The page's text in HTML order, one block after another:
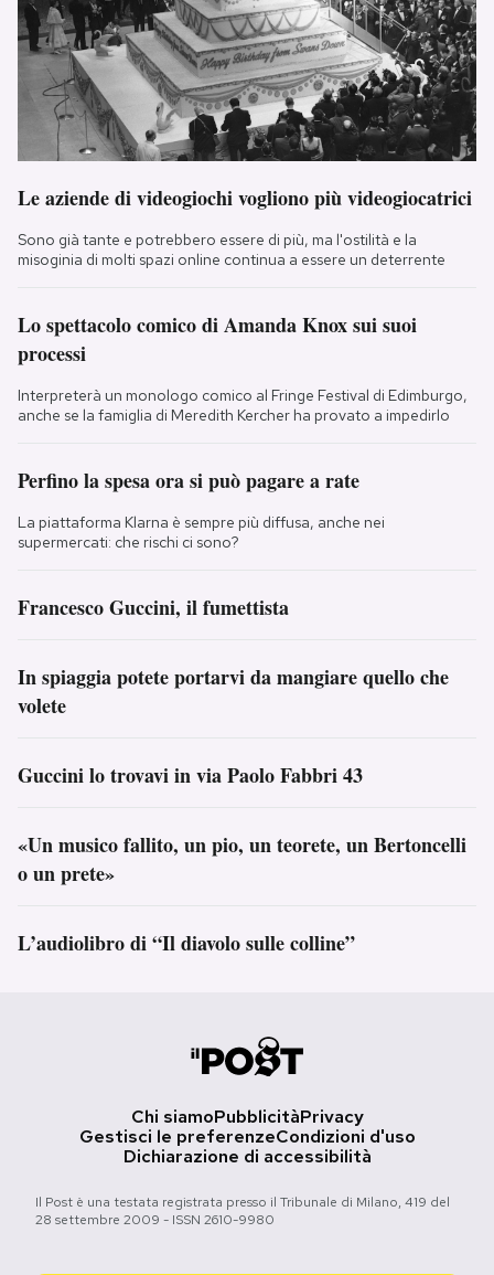
Le aziende di videogiochi vogliono più videogiocatrici
Sono già tante e potrebbero essere di più, ma l'ostilità e la
misoginia di molti spazi online continua a essere un deterrente
Lo spettacolo comico di Amanda Knox sui suoi
processi
Interpreterà un monologo comico al Fringe Festival di Edimburgo,
anche se la famiglia di Meredith Kercher ha provato a impedirlo
Perfino la spesa ora si può pagare a rate
La piattaforma Klarna è sempre più diffusa, anche nei
supermercati: che rischi ci sono?
Francesco Guccini, il fumettista
In spiaggia potete portarvi da mangiare quello che
volete
Guccini lo trovavi in via Paolo Fabbri 43
«Un musico fallito, un pio, un teorete, un Bertoncelli
o un prete»
L’audiolibro di “Il diavolo sulle colline”
Chi siamoPubblicitàPrivacy
Gestisci le preferenzeCondizioni d'uso
Dichiarazione di accessibilità
Il Post è una testata registrata presso il Tribunale di Milano, 419 del
28 settembre 2009 - ISSN 2610-9980